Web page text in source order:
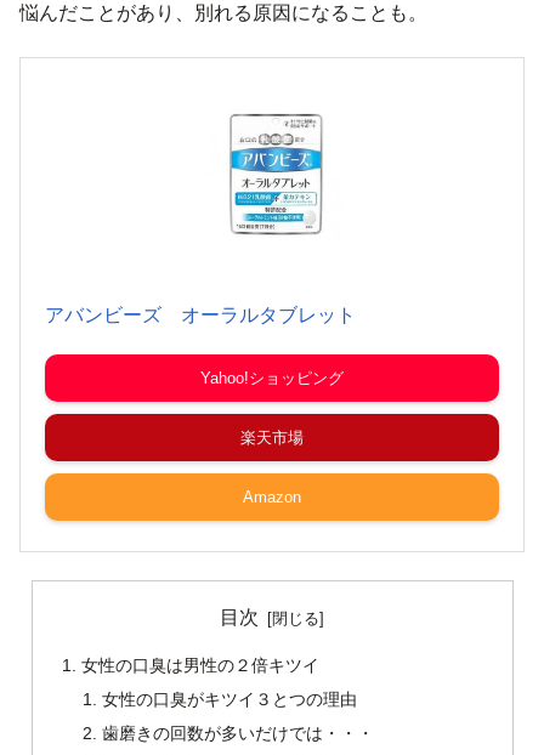
悩んだことがあり、別れる原因になることも。
アバンビーズ オーラルタブレット
Yahoo!ショッピング
楽天市場
Amazon
目次
女性の口臭は男性の２倍キツイ
女性の口臭がキツイ３とつの理由
歯磨きの回数が多いだけでは・・・